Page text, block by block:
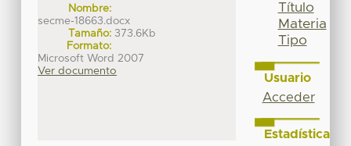
Nombre:
secme-18663.docx
Tamaño: 373.6Kb
Formato:
Microsoft Word 2007
Ver documento
Título
Materia
Tipo
Usuario
Acceder
Estadísticas